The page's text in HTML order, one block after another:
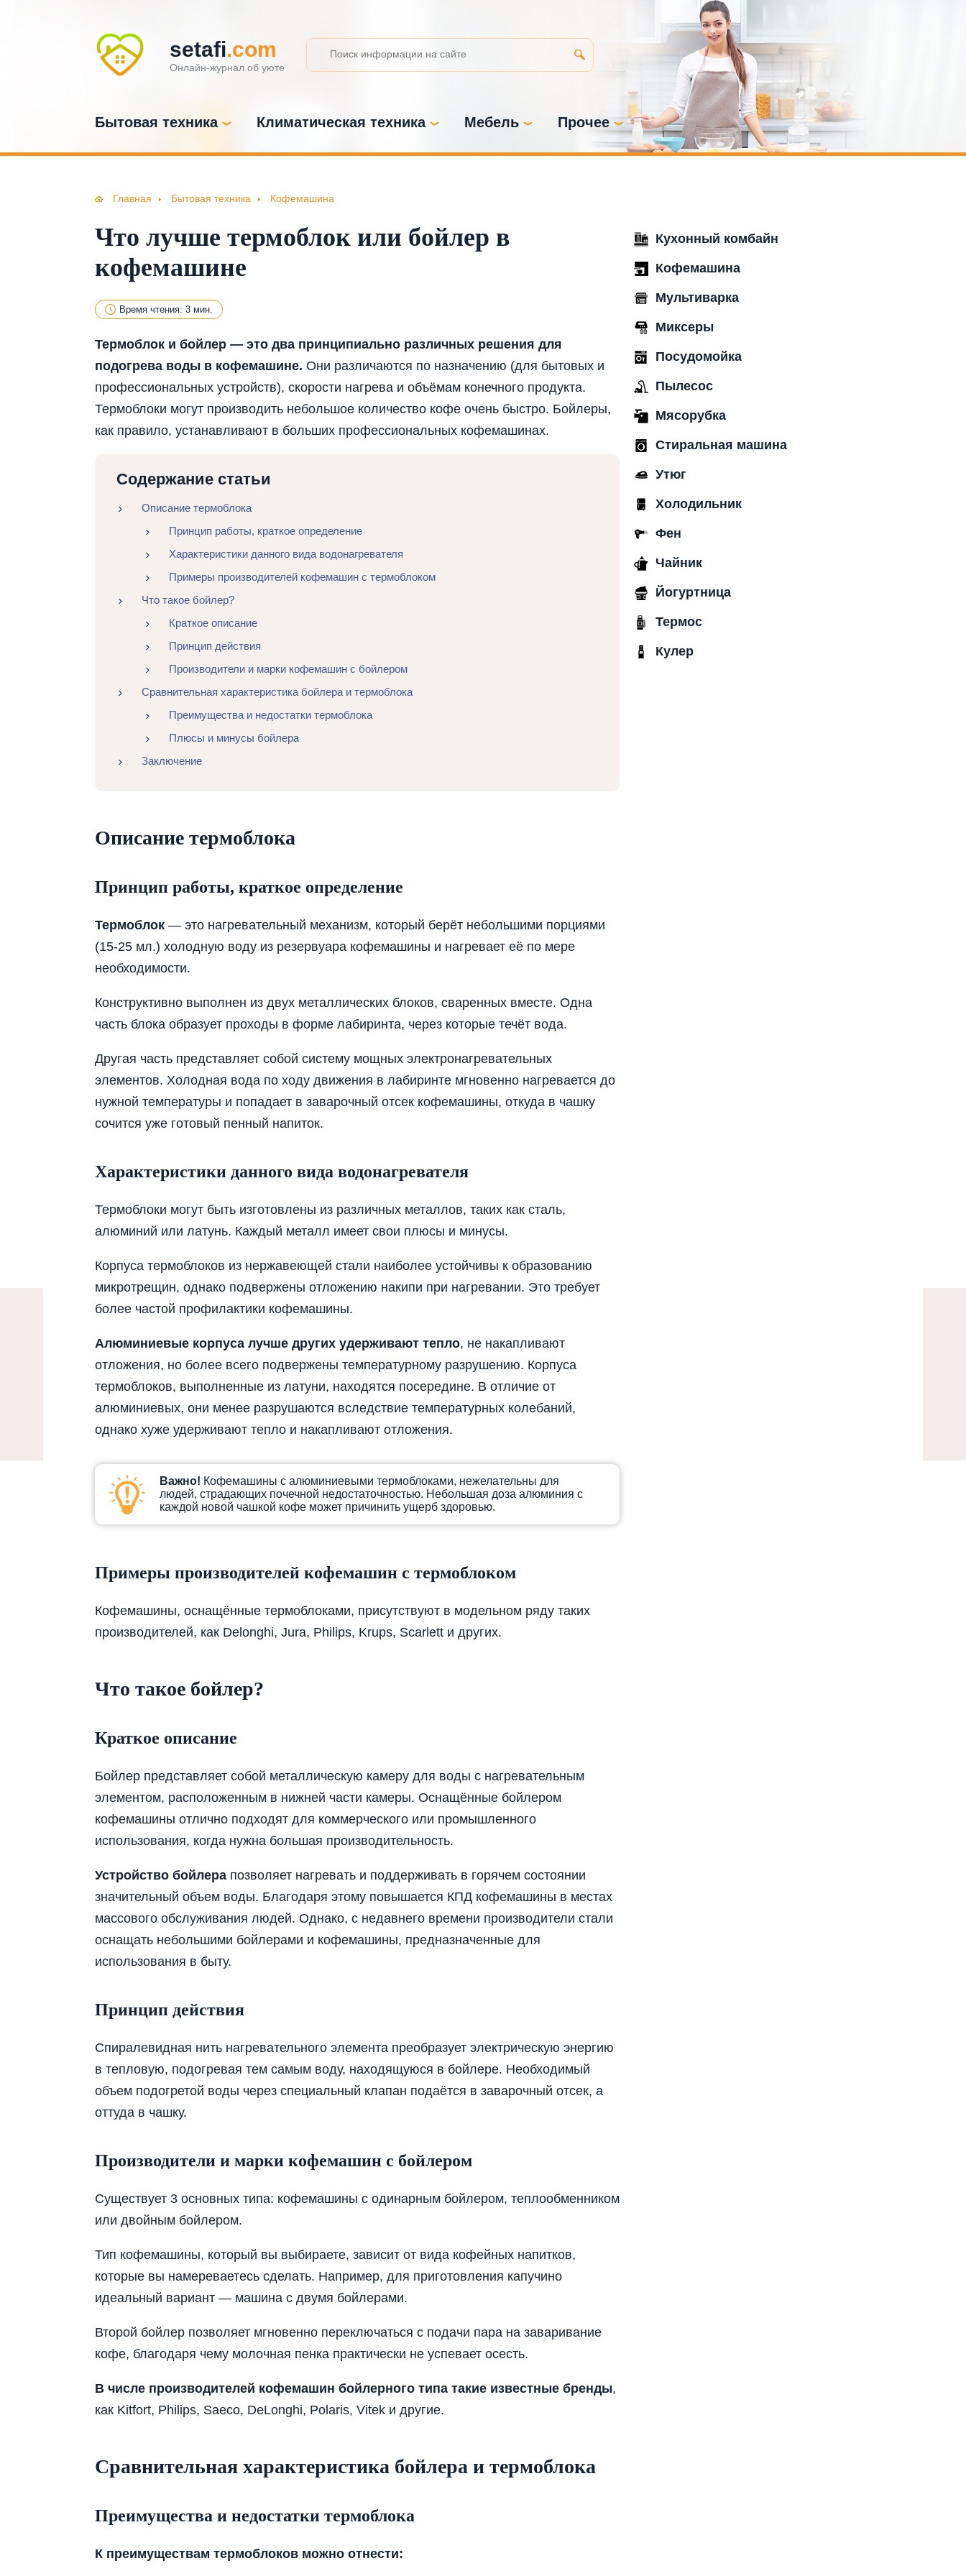
setafi.com
Онлайн-журнал об уюте
Бытовая техника Климатическая техника Мебель Прочее
Главная Бытовая техника Кофемашина
Что лучше термоблок или бойлер в
кофемашине
Время чтения: 3 мин.
Термоблок и бойлер — это два принципиально различных решения для
подогрева воды в кофемашине. Они различаются по назначению (для бытовых и
профессиональных устройств), скорости нагрева и объёмам конечного продукта.
Термоблоки могут производить небольшое количество кофе очень быстро. Бойлеры,
как правило, устанавливают в больших профессиональных кофемашинах.
Содержание статьи
Описание термоблока
Принцип работы, краткое определение
Характеристики данного вида водонагревателя
Примеры производителей кофемашин с термоблоком
Что такое бойлер?
Краткое описание
Принцип действия
Производители и марки кофемашин с бойлером
Сравнительная характеристика бойлера и термоблока
Преимущества и недостатки термоблока
Плюсы и минусы бойлера
Заключение
Описание термоблока
Принцип работы, краткое определение
Термоблок — это нагревательный механизм, который берёт небольшими порциями
(15-25 мл.) холодную воду из резервуара кофемашины и нагревает её по мере
необходимости.
Конструктивно выполнен из двух металлических блоков, сваренных вместе. Одна
часть блока образует проходы в форме лабиринта, через которые течёт вода.
Другая часть представляет собой систему мощных электронагревательных
элементов. Холодная вода по ходу движения в лабиринте мгновенно нагревается до
нужной температуры и попадает в заварочный отсек кофемашины, откуда в чашку
сочится уже готовый пенный напиток.
Характеристики данного вида водонагревателя
Термоблоки могут быть изготовлены из различных металлов, таких как сталь,
алюминий или латунь. Каждый металл имеет свои плюсы и минусы.
Корпуса термоблоков из нержавеющей стали наиболее устойчивы к образованию
микротрещин, однако подвержены отложению накипи при нагревании. Это требует
более частой профилактики кофемашины.
Алюминиевые корпуса лучше других удерживают тепло, не накапливают
отложения, но более всего подвержены температурному разрушению. Корпуса
термоблоков, выполненные из латуни, находятся посередине. В отличие от
алюминиевых, они менее разрушаются вследствие температурных колебаний,
однако хуже удерживают тепло и накапливают отложения.
Важно! Кофемашины с алюминиевыми термоблоками, нежелательны для
людей, страдающих почечной недостаточностью. Небольшая доза алюминия с
каждой новой чашкой кофе может причинить ущерб здоровью.
Примеры производителей кофемашин с термоблоком
Кофемашины, оснащённые термоблоками, присутствуют в модельном ряду таких
производителей, как Delonghi, Jura, Philips, Krups, Scarlett и других.
Что такое бойлер?
Краткое описание
Бойлер представляет собой металлическую камеру для воды с нагревательным
элементом, расположенным в нижней части камеры. Оснащённые бойлером
кофемашины отлично подходят для коммерческого или промышленного
использования, когда нужна большая производительность.
Устройство бойлера позволяет нагревать и поддерживать в горячем состоянии
значительный объем воды. Благодаря этому повышается КПД кофемашины в местах
массового обслуживания людей. Однако, с недавнего времени производители стали
оснащать небольшими бойлерами и кофемашины, предназначенные для
использования в быту.
Принцип действия
Спиралевидная нить нагревательного элемента преобразует электрическую энергию
в тепловую, подогревая тем самым воду, находящуюся в бойлере. Необходимый
объем подогретой воды через специальный клапан подаётся в заварочный отсек, а
оттуда в чашку.
Производители и марки кофемашин с бойлером
Существует 3 основных типа: кофемашины с одинарным бойлером, теплообменником
или двойным бойлером.
Тип кофемашины, который вы выбираете, зависит от вида кофейных напитков,
которые вы намереваетесь сделать. Например, для приготовления капучино
идеальный вариант — машина с двумя бойлерами.
Второй бойлер позволяет мгновенно переключаться с подачи пара на заваривание
кофе, благодаря чему молочная пенка практически не успевает осесть.
В числе производителей кофемашин бойлерного типа такие известные бренды,
как Kitfort, Philips, Saeco, DeLonghi, Polaris, Vitek и другие.
Сравнительная характеристика бойлера и термоблока
Преимущества и недостатки термоблока
К преимуществам термоблоков можно отнести:
Кухонный комбайн
Кофемашина
Мультиварка
Миксеры
Посудомойка
Пылесос
Мясорубка
Стиральная машина
Утюг
Холодильник
Фен
Чайник
Йогуртница
Термос
Кулер